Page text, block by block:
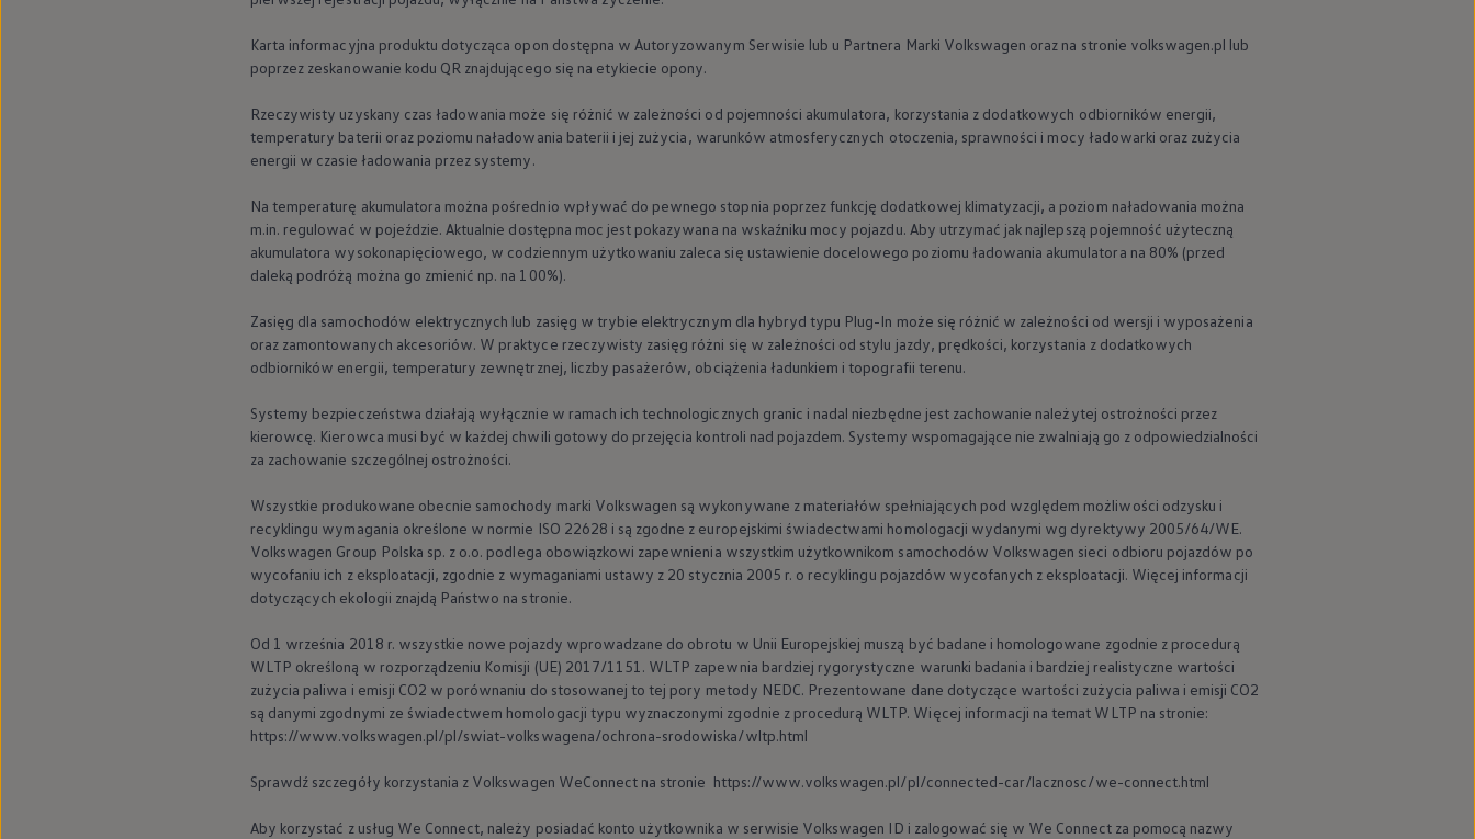
Wszystkie usługi
Dla przyszłych użytkowników Volkswagena
Dla obecnych użytkowników Volkswagena
Korzyści autoryzowanego serwisowania
Informacje dla warsztatów
Volkswagen Magazine
Samochody hybrydowe
Elektromobilność
Nowy samochód krok po kroku – poradnik zakupu i finansowania
Samochody ekonomiczne i ekologiczne
Technologie i bezpieczeństwo
Warto wybrać Volkswagena
Podcast Elektrycznie Tematyczni
Społeczność Volkswagena
Karta informacyjna produktu dotycząca opon dostępna w Autoryzowanym Serwisie lub u Partnera Marki Volkswagen oraz na stronie volkswagen.pl lub
poprzez zeskanowanie kodu QR znajdującego się na etykiecie opony.
Rzeczywisty uzyskany czas ładowania może się różnić w zależności od pojemności akumulatora, korzystania z dodatkowych odbiorników energii,
temperatury baterii oraz poziomu naładowania baterii i jej zużycia, warunków atmosferycznych otoczenia, sprawności i mocy ładowarki oraz zużycia
energii w czasie ładowania przez systemy.
Na temperaturę akumulatora można pośrednio wpływać do pewnego stopnia poprzez funkcję dodatkowej klimatyzacji, a poziom naładowania można
m.in. regulować w pojeździe. Aktualnie dostępna moc jest pokazywana na wskaźniku mocy pojazdu. Aby utrzymać jak najlepszą pojemność użyteczną
akumulatora wysokonapięciowego, w codziennym użytkowaniu zaleca się ustawienie docelowego poziomu ładowania akumulatora na 80% (przed
daleką podróżą można go zmienić np. na 100%).
Zasięg dla samochodów elektrycznych lub zasięg w trybie elektrycznym dla hybryd typu Plug-In może się różnić w zależności od wersji i wyposażenia
oraz zamontowanych akcesoriów. W praktyce rzeczywisty zasięg różni się w zależności od stylu jazdy, prędkości, korzystania z dodatkowych
odbiorników energii, temperatury zewnętrznej, liczby pasażerów, obciążenia ładunkiem i topografii terenu.
Systemy bezpieczeństwa działają wyłącznie w ramach ich technologicznych granic i nadal niezbędne jest zachowanie należytej ostrożności przez
kierowcę. Kierowca musi być w każdej chwili gotowy do przejęcia kontroli nad pojazdem. Systemy wspomagające nie zwalniają go z odpowiedzialności
za zachowanie szczególnej ostrożności.
Wszystkie produkowane obecnie samochody marki Volkswagen są wykonywane z materiałów spełniających pod względem możliwości odzysku i
recyklingu wymagania określone w normie ISO 22628 i są zgodne z europejskimi świadectwami homologacji wydanymi wg dyrektywy 2005/64/WE.
Volkswagen Group Polska sp. z o.o. podlega obowiązkowi zapewnienia wszystkim użytkownikom samochodów Volkswagen sieci odbioru pojazdów po
wycofaniu ich z eksploatacji, zgodnie z wymaganiami ustawy z 20 stycznia 2005 r. o recyklingu pojazdów wycofanych z eksploatacji. Więcej informacji
dotyczących ekologii znajdą Państwo na stronie.
Od 1 września 2018 r. wszystkie nowe pojazdy wprowadzane do obrotu w Unii Europejskiej muszą być badane i homologowane zgodnie z procedurą
WLTP określoną w rozporządzeniu Komisji (UE) 2017/1151. WLTP zapewnia bardziej rygorystyczne warunki badania i bardziej realistyczne wartości
zużycia paliwa i emisji CO2 w porównaniu do stosowanej to tej pory metody NEDC. Prezentowane dane dotyczące wartości zużycia paliwa i emisji CO2
są danymi zgodnymi ze świadectwem homologacji typu wyznaczonymi zgodnie z procedurą WLTP. Więcej informacji na temat WLTP na stronie:
https://www.volkswagen.pl/pl/swiat-volkswagena/ochrona-srodowiska/wltp.html
Sprawdź szczegóły korzystania z Volkswagen WeConnect na stronie https://www.volkswagen.pl/pl/connected-car/lacznosc/we-connect.html
Aby korzystać z usług We Connect, należy posiadać konto użytkownika w serwisie Volkswagen ID i zalogować się w We Connect za pomocą nazwy